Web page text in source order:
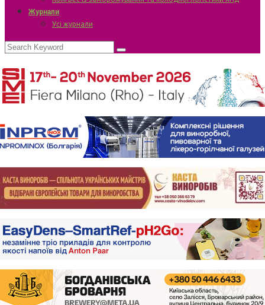
Журнали
Усі журнали